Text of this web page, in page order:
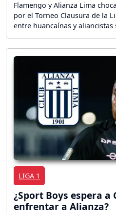
Flamengo y Alianza Lima
por el Torneo Clausura de la
entre huancaínas y
IPD de Huancayo desde las
GMT). ¡Sigue el partido en
LIGA 1
¿Sport Boys espera a
enfrentar a Alianza?